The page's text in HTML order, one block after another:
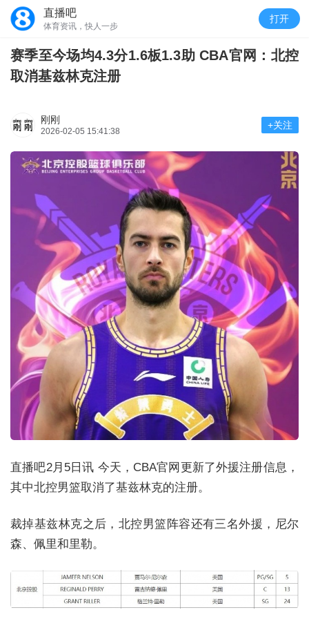
直播吧
体育资讯，快人一步
打开
赛季至今场均4.3分1.6板1.3助 CBA官网：北控
取消基兹林克注册
刚刚
2026-02-05 15:41:38
+关注
直播吧2月5日讯 今天，CBA官网更新了外援注册信息，
其中北控男篮取消了基兹林克的注册。
裁掉基兹林克之后，北控男篮阵容还有三名外援，尼尔
森、佩里和里勒。